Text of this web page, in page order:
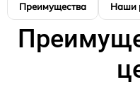
Преимущества Наши